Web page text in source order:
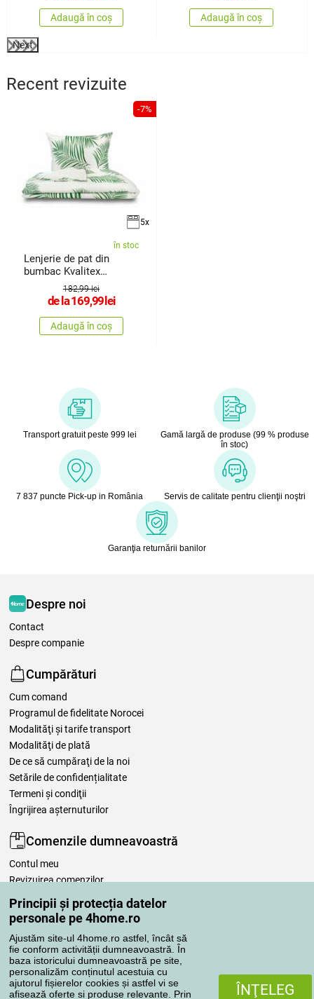
Principii și protecția datelor
personale pe 4home.ro
Ajustăm site-ul 4home.ro astfel, încât să
fie conform activității dumneavoastră. În
baza istoricului dumneavoastră pe site,
personalizăm conținutul acestuia cu
ajutorul fișierelor cookies și astfel vi se
afisează oferte si produse relevante. Prin
ÎNŢELEG
Adaugă în coș Adaugă în coș
Next
Recent revizuite
-7%
5x
în stoc
Lenjerie de pat din
bumbac Kvalitex
Tropical alb182,99 lei
de la169,99lei
Adaugă în coș
Transport gratuit peste 999 lei
Gamă largă de produse (99 % produse
în stoc)
7 837 puncte Pick-up in România Servis de calitate pentru clienţii noştri
Garanţia returnării banilor
Despre noi
Contact
Despre companie
Cumpărături
Cum comand
Programul de fidelitate Norocei
Modalităţi şi tarife transport
Modalităţi de plată
De ce să cumpăraţi de la noi
Setările de confidențialitate
Termeni şi condiţii
Îngrijirea așternuturilor
Comenzile dumneavoastră
Contul meu
Revizuirea comenzilor
Reclamaţii
Retragere de la contract
Regulile de procesare a recenziilor
Metode de transport